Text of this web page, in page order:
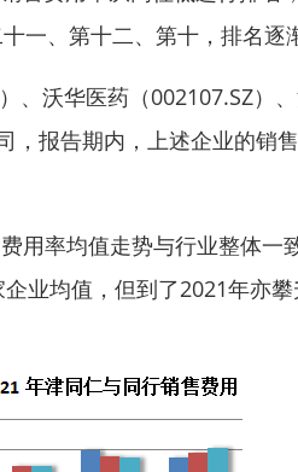
一、第十二、第十，排名逐
、 沃华医药 （002107.SZ）、
，报告期内，上述企业的销
率均值走势与行业整体一
业均值，但到了2021年亦